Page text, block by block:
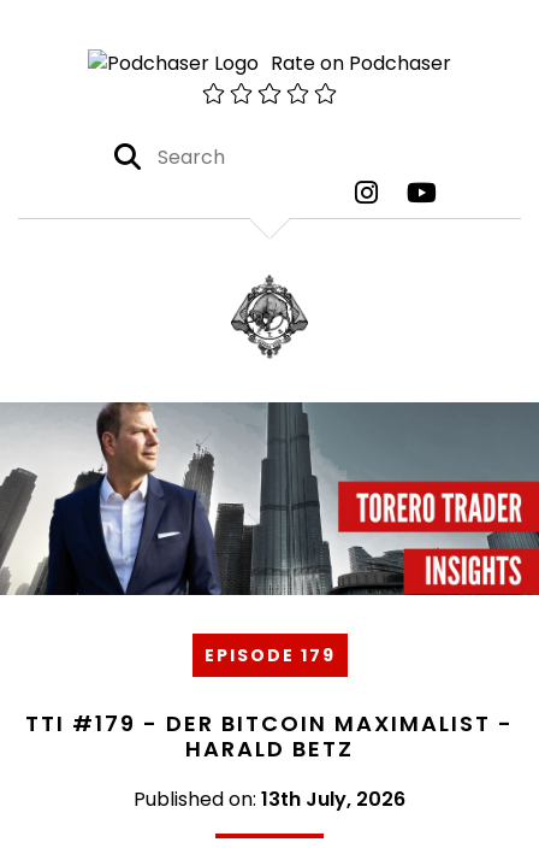
Rate on Podchaser
EPISODE 179
TTI #179 - DER BITCOIN MAXIMALIST -
HARALD BETZ
Published on: 13th July, 2026